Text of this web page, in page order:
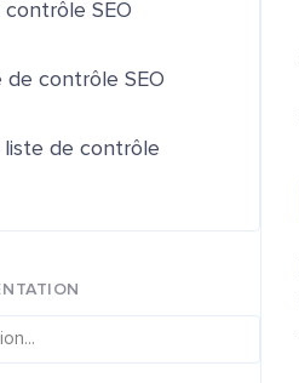
SEO
contrôle SEO
liste de contrôle